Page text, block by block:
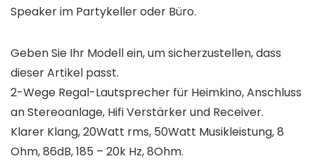
Speaker im Partykeller oder Büro.
Geben Sie Ihr Modell ein, um sicherzustellen, dass
dieser Artikel passt.
2-Wege Regal-Lautsprecher für Heimkino, Anschluss
an Stereoanlage, Hifi Verstärker und Receiver.
Klarer Klang, 20Watt rms, 50Watt Musikleistung, 8
Ohm, 86dB, 185 – 20k Hz, 8Ohm.